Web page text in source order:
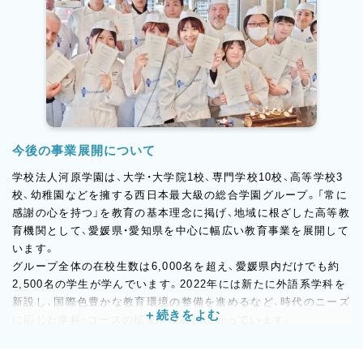
今後の事業展開について
学校法人河原学園は、大学・大学院1校、専門学校10校、高等学校3
校、幼稚園などを擁する西日本最大級の総合学園グループ。「常に
感謝の心を持つ」を教育の基本理念に掲げ、地域に根ざした高等教
育機関として、愛媛県・愛知県を中心に幅広い教育事業を展開して
います。
グループ全体の在校生数は6,000名を超え、愛媛県内だけでも約
2,500名の学生が学んでいます。2022年には新たに外語系学科を
新設し、国際色豊かな教育環境の整備を進めるなど、時代のニーズ
に応じた学科・コースの拡充を積極的に行っています。